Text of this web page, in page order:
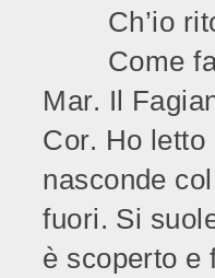
Ch’io
Come
Mar. Il
Cor. Ho letto
nasconde
fuori. Si
è scoperto e